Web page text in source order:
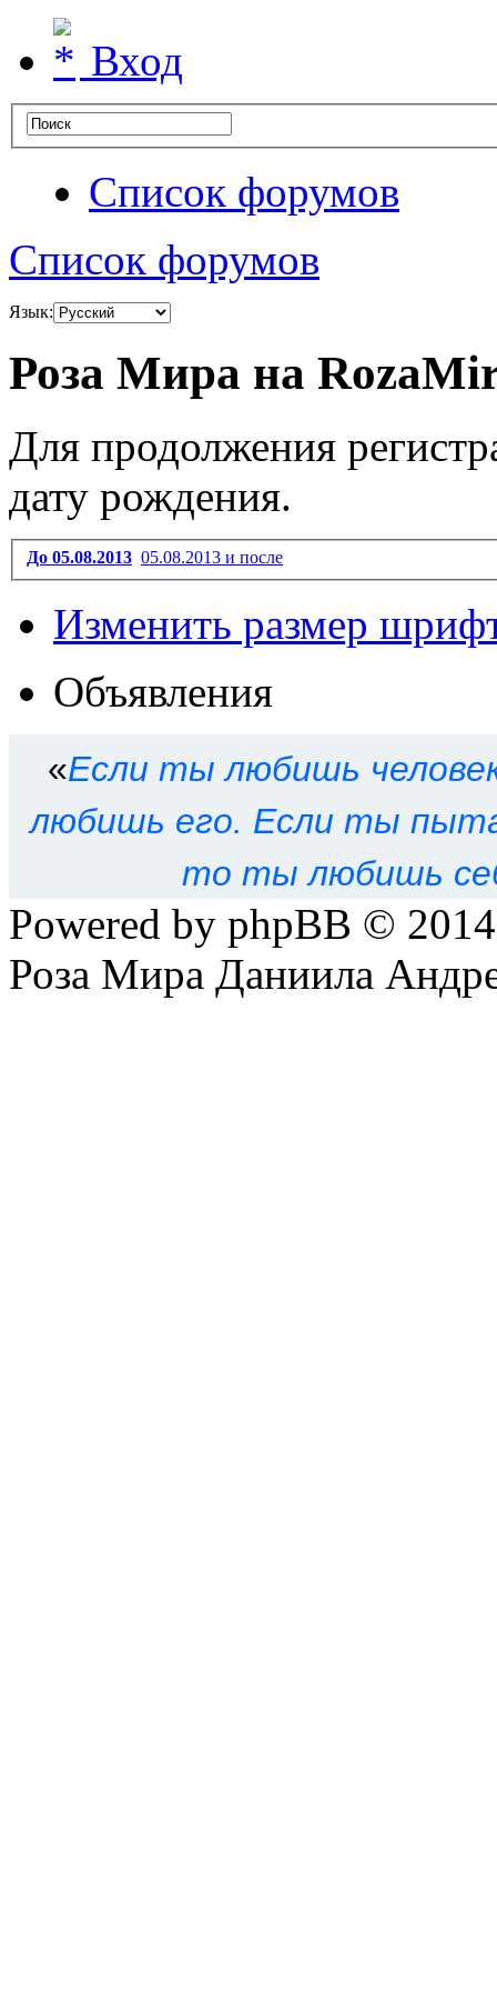
Вход
Список форумов
Список форумов
Язык:
Роза Мира на
Для продолжения
дату рождения.
До 05.08.2013 05.08.2013 и после
Изменить размер
Объявления
«Eсли ты любишь
любишь его. Eсли ты
то ты любишь
Powered by phpBB ©
Роза Мира Даниила